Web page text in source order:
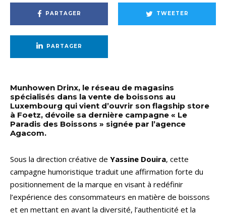
PARTAGER TWEETER
PARTAGER
Munhowen Drinx, le réseau de magasins
spécialisés dans la vente de boissons au
Luxembourg qui vient d’ouvrir son flagship store
à Foetz, dévoile sa dernière campagne « Le
Paradis des Boissons » signée par l’agence
Agacom.
Sous la direction créative de Yassine Douira, cette
campagne humoristique traduit une affirmation forte du
positionnement de la marque en visant à redéfinir
l’expérience des consommateurs en matière de boissons
et en mettant en avant la diversité, l’authenticité et la